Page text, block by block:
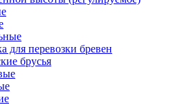
для перевозки бревен
брусья